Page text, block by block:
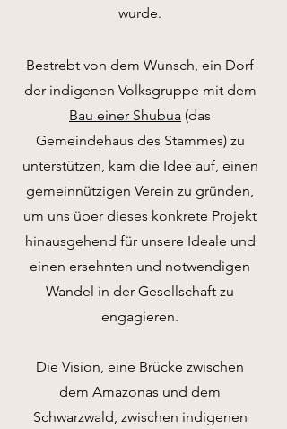
wurde.
Bestrebt von dem Wunsch, ein Dorf
der indigenen Volksgruppe mit dem
Bau einer Shubua (das
Gemeindehaus des Stammes) zu
unterstützen, kam die Idee auf, einen
gemeinnützigen Verein zu gründen,
um uns über dieses konkrete Projekt
hinausgehend für unsere Ideale und
einen ersehnten und notwendigen
Wandel in der Gesellschaft zu
engagieren.
Die Vision, eine Brücke zwischen
dem Amazonas und dem
Schwarzwald, zwischen indigenen